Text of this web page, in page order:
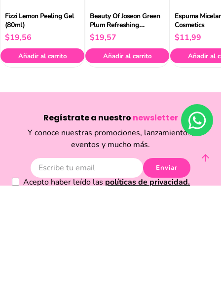
Fizzi Lemon Peeling Gel
(80ml)
$19,56
Añadir al carrito
Beauty Of Joseon Green
Plum Refreshing
Cleanser 100ml
$19,57
Añadir al carrito
Espuma
Cosmetics
$11,99
Añadir al
Regístrate a nuestro newsletter
Y conoce nuestras promociones, lanzamientos,
eventos y mucho más.
Enviar
Acepto haber leído las políticas de privacidad.